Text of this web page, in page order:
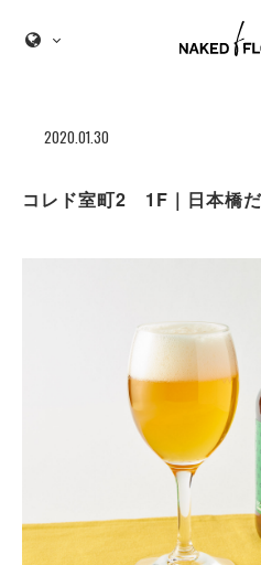
2020.01.30
コレド室町2 1F｜日本橋